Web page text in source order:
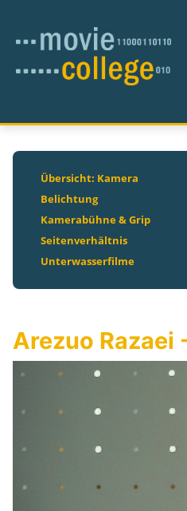
Übersicht: Kamera
Belichtung
Kamerabühne & Grip
Seitenverhältnis
Unterwasserfilme
Arezuo Razaei